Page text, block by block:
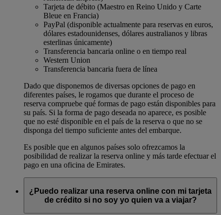
Tarjeta de débito (Maestro en Reino Unido y Carte
Bleue en Francia)
PayPal (disponible actualmente para reservas en euros,
dólares estadounidenses, dólares australianos y libras
esterlinas únicamente)
Transferencia bancaria online o en tiempo real
Western Union
Transferencia bancaria fuera de línea
Dado que disponemos de diversas opciones de pago en
diferentes países, le rogamos que durante el proceso de
reserva compruebe qué formas de pago están disponibles para
su país. Si la forma de pago deseada no aparece, es posible
que no esté disponible en el país de la reserva o que no se
disponga del tiempo suficiente antes del embarque.
Es posible que en algunos países solo ofrezcamos la
posibilidad de realizar la reserva online y más tarde efectuar el
pago en una oficina de Emirates.
¿Puedo realizar una reserva online con mi tarjeta
de crédito si no soy yo quien va a viajar?